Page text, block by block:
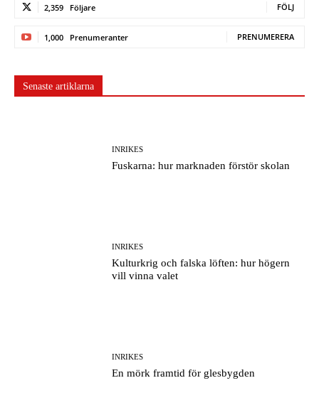
2,359 Följare FÖLJ
1,000 Prenumeranter PRENUMERERA
Senaste artiklarna
INRIKES
Fuskarna: hur marknaden förstör skolan
INRIKES
Kulturkrig och falska löften: hur högern
vill vinna valet
INRIKES
En mörk framtid för glesbygden